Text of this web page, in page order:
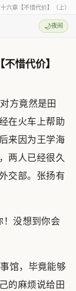
六章【不惜代价】（上）
🌙夜间
惜代价】
方竟然是田
在火车上帮助
来因为王学海
两人已经很久
交部。张扬有
没想到你会
馆，毕竟能够
的麻烦说给田